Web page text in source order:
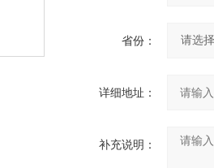
省份：
详细地址：
补充说明：